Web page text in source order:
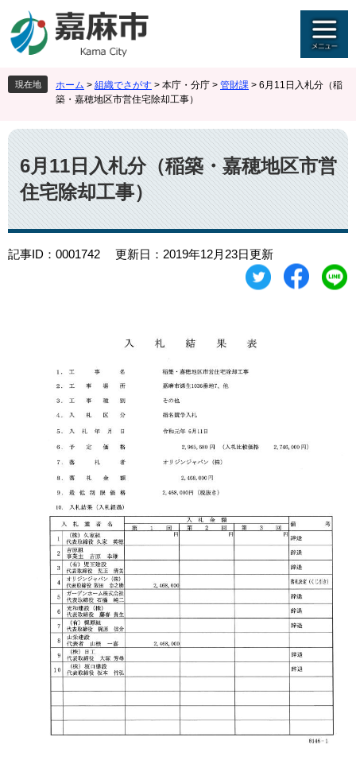
ジ
先
頭
。
ュ
を
飛
て
本
文
へ
現在地 ホーム > 組織でさがす > 本庁・分庁 > 管財課 > 6月11日入札分（稲
築・嘉穂地区市営住宅除却工事）
本
文
6月11日入札分（稲築・嘉穂地区市営
住宅除却工事）
記事ID：0001742 更新日：2019年12月23日更新